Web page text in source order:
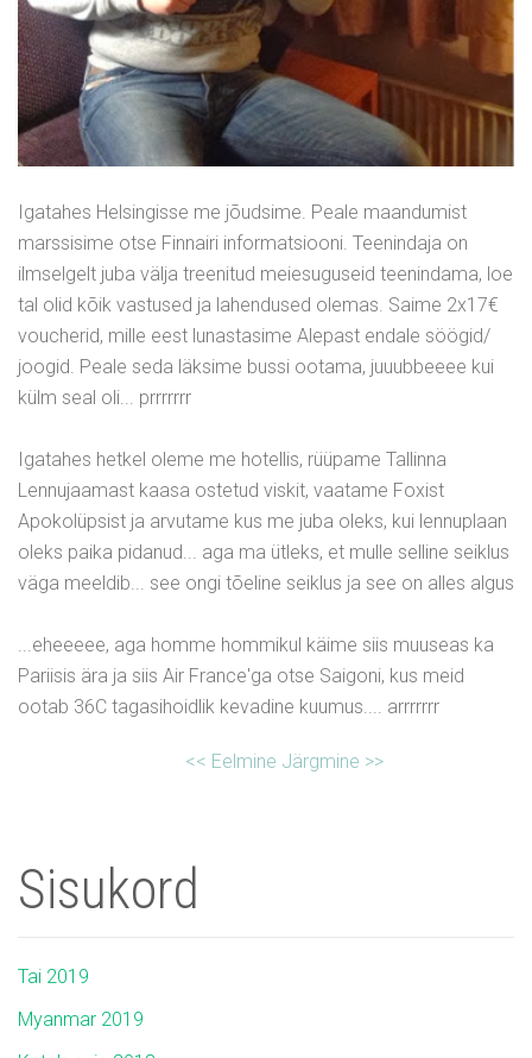
Igatahes Helsingisse me jõudsime. Peale maandumist
marssisime otse Finnairi informatsiooni. Teenindaja on
ilmselgelt juba välja treenitud meiesuguseid teenindama, loe
tal olid kõik vastused ja lahendused olemas. Saime 2x17€
voucherid, mille eest lunastasime Alepast endale söögid/
joogid. Peale seda läksime bussi ootama, juuubbeeee kui
külm seal oli... prrrrrrr
Igatahes hetkel oleme me hotellis, rüüpame Tallinna
Lennujaamast kaasa ostetud viskit, vaatame Foxist
Apokolüpsist ja arvutame kus me juba oleks, kui lennuplaan
oleks paika pidanud... aga ma ütleks, et mulle selline seiklus
väga meeldib... see ongi tõeline seiklus ja see on alles algus
...eheeeee, aga homme hommikul käime siis muuseas ka
Pariisis ära ja siis Air France'ga otse Saigoni, kus meid
ootab 36C tagasihoidlik kevadine kuumus.... arrrrrrr
<< Eelmine Järgmine >>
Sisukord
Tai 2019
Myanmar 2019